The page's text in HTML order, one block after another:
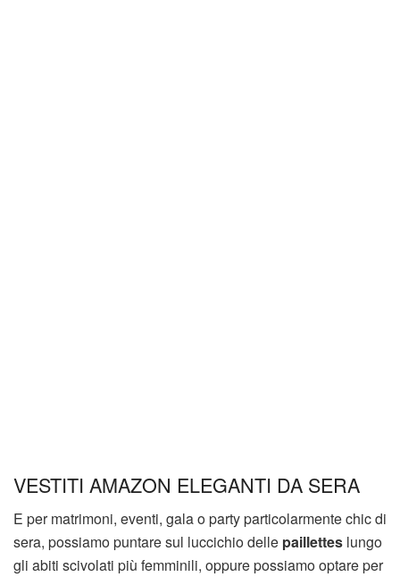
VESTITI AMAZON ELEGANTI DA SERA
E per matrimoni, eventi, gala o party particolarmente chic di
sera, possiamo puntare sul luccichio delle paillettes lungo
gli abiti scivolati più femminili, oppure possiamo optare per